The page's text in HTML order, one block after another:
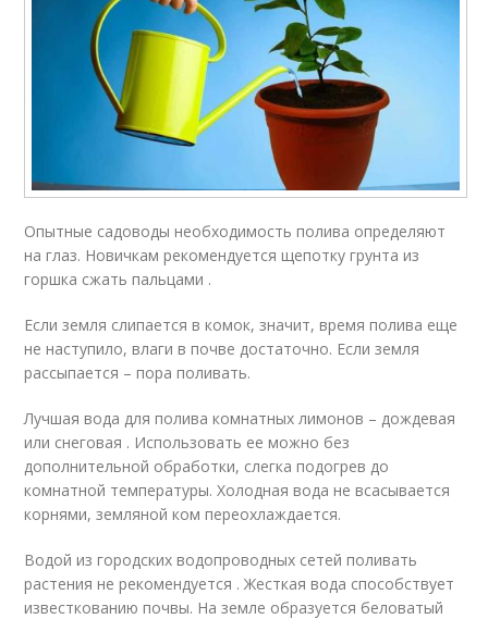
Опытные садоводы необходимость полива определяют
на глаз. Новичкам рекомендуется щепотку грунта из
горшка сжать пальцами .
Если земля слипается в комок, значит, время полива еще
не наступило, влаги в почве достаточно. Если земля
рассыпается – пора поливать.
Лучшая вода для полива комнатных лимонов – дождевая
или снеговая . Использовать ее можно без
дополнительной обработки, слегка подогрев до
комнатной температуры. Холодная вода не всасывается
корнями, земляной ком переохлаждается.
Водой из городских водопроводных сетей поливать
растения не рекомендуется . Жесткая вода способствует
известкованию почвы. На земле образуется беловатый